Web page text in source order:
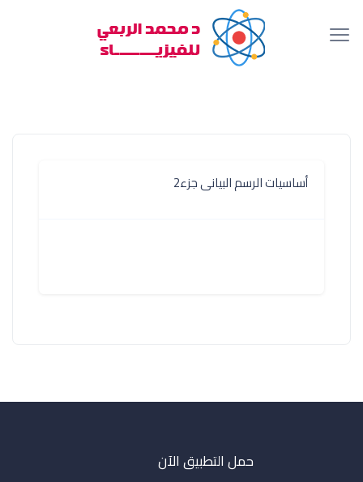
أساسيات الرسم البيانى جزء2
حمل التطبيق الآن